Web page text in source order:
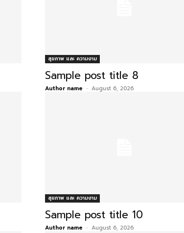
สุขภาพ และ ความงาม
Sample post title 8
Author name - August 6, 2026
สุขภาพ และ ความงาม
Sample post title 10
Author name - August 6, 2026